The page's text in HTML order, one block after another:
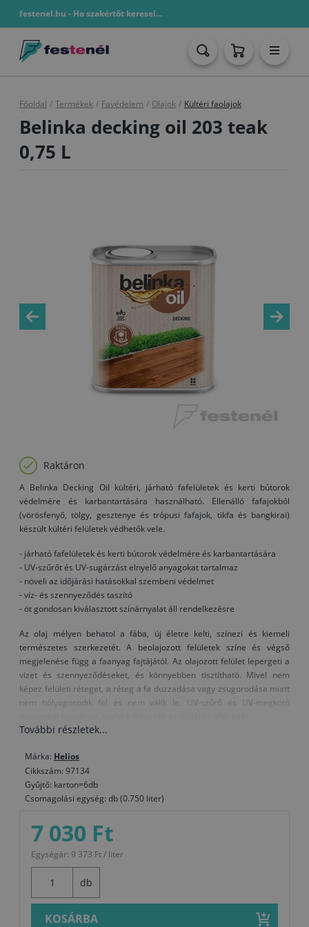
festenel.hu - Ha szakértőt keresel...
Főoldal / Termékek / Favédelem / Olajok / Kültéri faolajok
Belinka decking oil 203 teak
0,75 L
Raktáron
A Belinka Decking Oil kültéri, járható fafelületek és kerti bútorok
védelmére és karbantartására használható. Ellenálló fafajokból
(vörösfenyő, tölgy, gesztenye és trópusi fafajok, tikfa és bangkirai)
készült kültéri felületek védhetők vele.
- járható fafelületek és kerti bútorok védelmére és karbantartására
- UV-szűrőt és UV-sugárzást elnyelő anyagokat tartalmaz
- növeli az időjárási hatásokkal szembeni védelmet
- víz- és szennyeződés taszító
- öt gondosan kiválasztott színárnyalat áll rendelkezésre
Az olaj mélyen behatol a fába, új életre kelti, színezi és kiemeli
természetes szerkezetét. A beolajozott felületek színe és végső
megjelenése függ a faanyag fajtájától. Az olajozott felület lepergeti a
vizet és szennyeződéseket, és könnyebben tisztítható. Mivel nem
képez felületi réteget, a réteg a fa duzzadása vagy zsugorodása miatt
nem hólyagosodik fel és nem válik le. UV-szűrő és UV-megkötő
ártalmatlanok és környezetbarátok.
Felhasználás:
Felhordás előtt a faanyag legyen száraz, szennyeződés-, zsír- és
kezelésétől és a felvitel módjától függ. A faanyag védelme akkor
megfelelő, ha nem szív be több olajat, ezért a felület első védelme
esetén 24 órás időközönként legalább két réteg olajat kell felvinni. A
mélyebb rétegek teljes száradásához több napra van szükség, így azt
terhelésnek. A termék használata közben használjon
védőruházatot.Azt javasoljuk, hogy a beolajozott, időjárásnak kitett
További részletek...
Márka: Helios
Cikkszám: 97134
Gyűjtő: karton=6db
Csomagolási egység: db (0.750 liter)
7 030 Ft
Egységár: 9 373 Ft / liter
db
KOSÁRBA